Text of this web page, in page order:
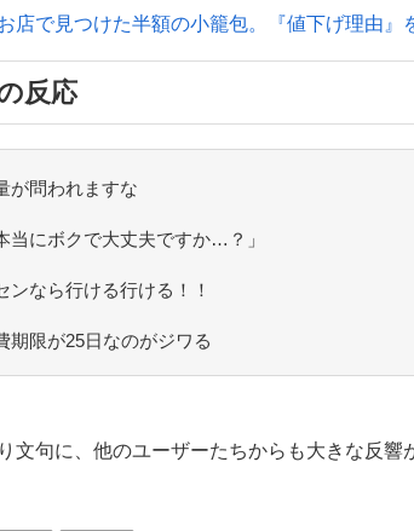
店で見つけた半額の小籠包。『値下げ理由』
反応
が問われますな
にボクで大丈夫ですか…？」
ンなら行ける行ける！！
期限が25日なのがジワる
文句に、他のユーザーたちからも大きな反響